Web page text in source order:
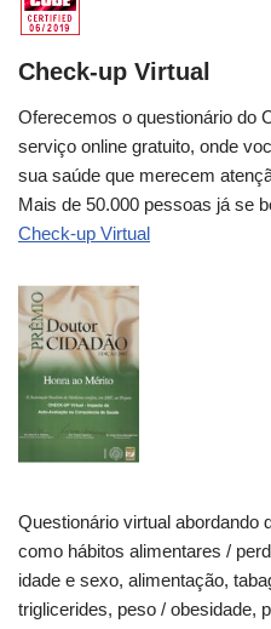
Check-up Virtual
Oferecemos o questionário do
serviço online gratuito, onde
sua saúde que merecem
Mais de 50.000 pessoas já se
Check-up Virtual
Questionário virtual abordando
como hábitos alimentares /
idade e sexo, alimentação,
triglicerides, peso / obesidade,